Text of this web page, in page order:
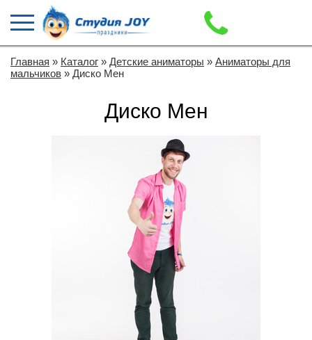
Главная » Каталог » Детские аниматоры » Аниматоры для
мальчиков » Диско Мен
Диско Мен